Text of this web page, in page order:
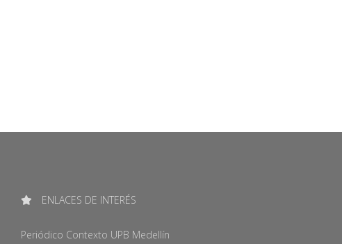
ENLACES DE INTERÉS
Periódico Contexto UPB Medellín